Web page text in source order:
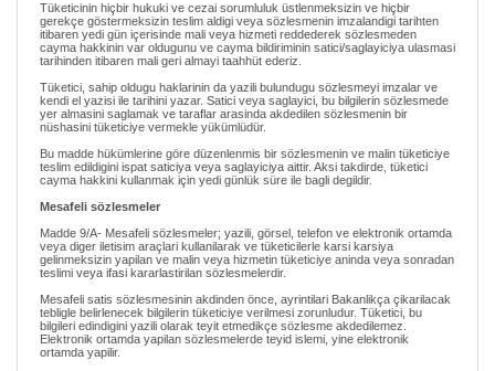
Tüketicinin hiçbir hukuki ve cezai sorumluluk üstlenmeksizin ve hiçbir
gerekçe göstermeksizin teslim aldigi veya sözlesmenin imzalandigi tarihten
itibaren yedi gün içerisinde mali veya hizmeti reddederek sözlesmeden
cayma hakkinin var oldugunu ve cayma bildiriminin satici/saglayiciya ulasmasi
tarihinden itibaren mali geri almayi taahhüt ederiz.
Tüketici, sahip oldugu haklarinin da yazili bulundugu sözlesmeyi imzalar ve
kendi el yazisi ile tarihini yazar. Satici veya saglayici, bu bilgilerin sözlesmede
yer almasini saglamak ve taraflar arasinda akdedilen sözlesmenin bir
nüshasini tüketiciye vermekle yükümlüdür.
Bu madde hükümlerine göre düzenlenmis bir sözlesmenin ve malin tüketiciye
teslim edildigini ispat saticiya veya saglayiciya aittir. Aksi takdirde, tüketici
cayma hakkini kullanmak için yedi günlük süre ile bagli degildir.
Mesafeli sözlesmeler
Madde 9/A- Mesafeli sözlesmeler; yazili, görsel, telefon ve elektronik ortamda
veya diger iletisim araçlari kullanilarak ve tüketicilerle karsi karsiya
gelinmeksizin yapilan ve malin veya hizmetin tüketiciye aninda veya sonradan
teslimi veya ifasi kararlastirilan sözlesmelerdir.
Mesafeli satis sözlesmesinin akdinden önce, ayrintilari Bakanlikça çikarilacak
tebligle belirlenecek bilgilerin tüketiciye verilmesi zorunludur. Tüketici, bu
bilgileri edindigini yazili olarak teyit etmedikçe sözlesme akdedilemez.
Elektronik ortamda yapilan sözlesmelerde teyid islemi, yine elektronik
ortamda yapilir.